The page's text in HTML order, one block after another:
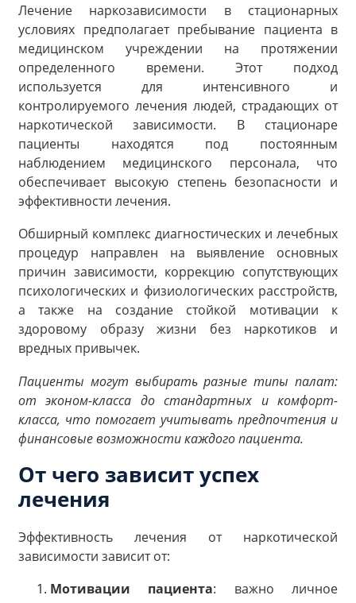
Лечение наркозависимости в стационарных
условиях предполагает пребывание пациента в
медицинском учреждении на протяжении
определенного времени. Этот подход
используется для интенсивного и
контролируемого лечения людей, страдающих от
наркотической зависимости. В стационаре
пациенты находятся под постоянным
наблюдением медицинского персонала, что
обеспечивает высокую степень безопасности и
эффективности лечения.
Обширный комплекс диагностических и лечебных
процедур направлен на выявление основных
причин зависимости, коррекцию сопутствующих
психологических и физиологических расстройств,
а также на создание стойкой мотивации к
здоровому образу жизни без наркотиков и
вредных привычек.
Пациенты могут выбирать разные типы палат:
от эконом-класса до стандартных и комфорт-
класса, что помогает учитывать предпочтения и
финансовые возможности каждого пациента.
От чего зависит успех
лечения
Эффективность лечения от наркотической
зависимости зависит от:
Мотивации пациента: важно личное